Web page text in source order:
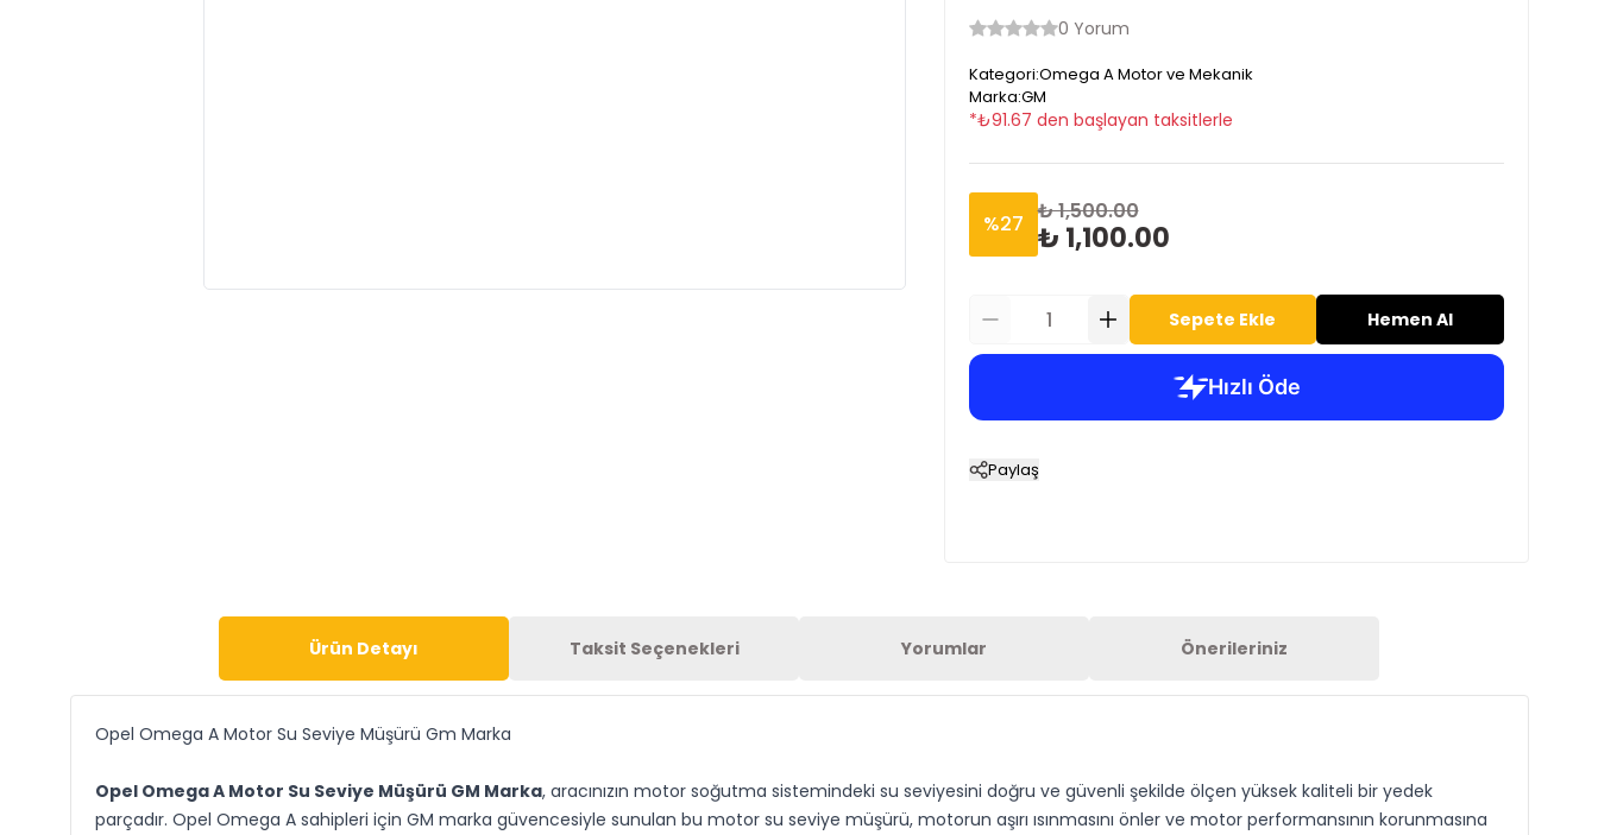
0 Yorum
Kategori:Omega A Motor ve Mekanik
Marka:GM
*₺91.67 den başlayan taksitlerle
%27 ₺ 1,500.00
₺ 1,100.00
Sepete Ekle Hemen Al
Paylaş
Ürün Detayı Taksit Seçenekleri Yorumlar Önerileriniz
Opel Omega A Motor Su Seviye Müşürü Gm Marka
Opel Omega A Motor Su Seviye Müşürü GM Marka, aracınızın motor soğutma sistemindeki su seviyesini doğru ve güvenli şekilde ölçen yüksek kaliteli bir yedek
parçadır. Opel Omega A sahipleri için GM marka güvencesiyle sunulan bu motor su seviye müşürü, motorun aşırı ısınmasını önler ve motor performansının korunmasına